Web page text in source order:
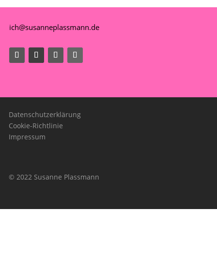
ich@susanneplassmann.de
Datenschutzerklärung
Cookie-Richtlinie
Impressum
© 2022 Susanne Plassmann